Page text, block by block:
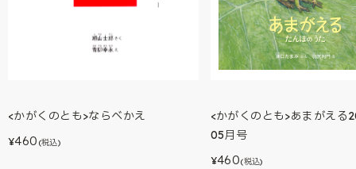
<かがくのとも>ならべかえ
¥460 (税込)
<かがくのとも>あまがえる
05月号
¥460(税込)